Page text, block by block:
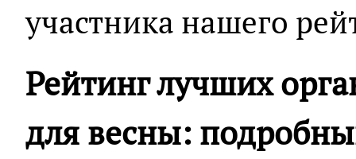
участника нашего
Рейтинг лучших
для весны: